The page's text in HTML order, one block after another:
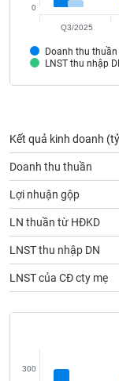
Doanh thu thuần
LNST thu nhập
0
Q3/2025
Kết quả kinh doanh
Doanh thu thuần
Lợi nhuận gộp
LN thuần từ HĐKD
LNST thu nhập DN
LNST của CĐ cty mẹ
300
Bài
viết
tác
Báo
cáo
phân
tích
(-)
Thuật
ngữ
(-)
(-)